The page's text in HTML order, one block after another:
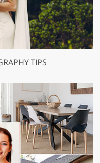
TIPS